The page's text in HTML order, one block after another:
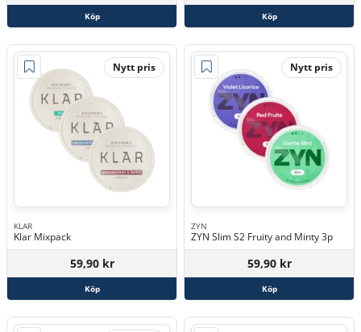
Köp Köp
Nytt pris
KLAR
Klar Mixpack
59,90 kr
Köp
Nytt pris
ZYN
ZYN Slim S2 Fruity and Minty 3p
59,90 kr
Köp